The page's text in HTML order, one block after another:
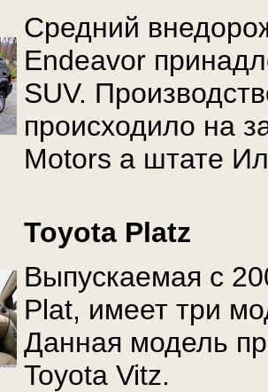
Средний
Endeavor
SUV.
происходило на
Motors а штате
Toyota Platz
Выпускаемая с
Plat, имеет три
Данная модель
Toyota Vitz.